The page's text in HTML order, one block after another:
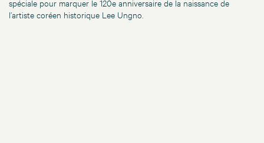
spéciale pour marquer le 120e anniversaire de la naissance de
l’artiste coréen historique Lee Ungno.